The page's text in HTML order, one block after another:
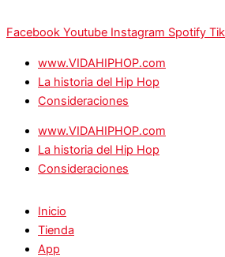
Facebook Youtube Instagram Spotify
www.VIDAHIPHOP.com
La historia del Hip Hop
Consideraciones
www.VIDAHIPHOP.com
La historia del Hip Hop
Consideraciones
Inicio
Tienda
App